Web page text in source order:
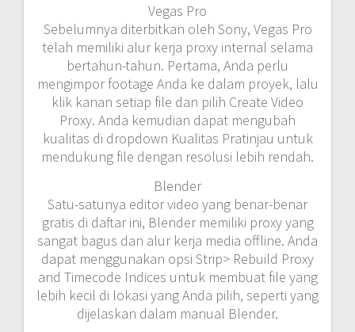
Vegas Pro
Sebelumnya diterbitkan oleh Sony, Vegas Pro
telah memiliki alur kerja proxy internal selama
bertahun-tahun. Pertama, Anda perlu
mengimpor footage Anda ke dalam proyek, lalu
klik kanan setiap file dan pilih Create Video
Proxy. Anda kemudian dapat mengubah
kualitas di dropdown Kualitas Pratinjau untuk
mendukung file dengan resolusi lebih rendah.
Blender
Satu-satunya editor video yang benar-benar
gratis di daftar ini, Blender memiliki proxy yang
sangat bagus dan alur kerja media offline. Anda
dapat menggunakan opsi Strip> Rebuild Proxy
and Timecode Indices untuk membuat file yang
lebih kecil di lokasi yang Anda pilih, seperti yang
dijelaskan dalam manual Blender.